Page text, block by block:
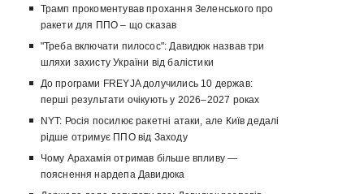
Трамп прокоментував прохання Зеленського про
ракети для ППО – що сказав
"Треба включати пилосос": Давидюк назвав три
шляхи захисту України від балістики
До програми FREYJA долучились 10 держав:
перші результати очікують у 2026–2027 роках
NYT: Росія посилює ракетні атаки, але Київ дедалі
рідше отримує ППО від Заходу
Чому Арахамія отримав більше впливу —
пояснення нардепа Давидюка